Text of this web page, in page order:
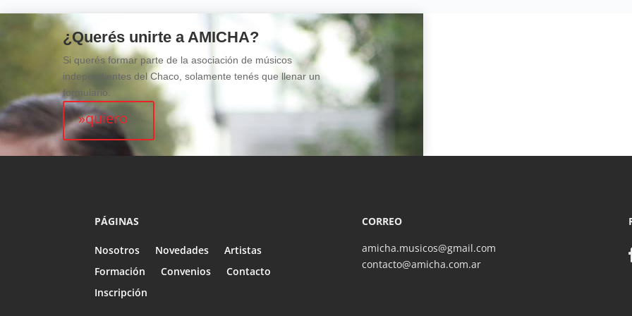
¿Querés unirte a AMICHA?
Si querés formar parte de la asociación de músicos
independientes del Chaco, solamente tenés que llenar un
formulario.
»quiero
PÁGINAS
Nosotros Novedades
Artistas
Formación
Convenios
Contacto
Inscripción
CORREO
amicha.musicos@gmail.com
contacto@amicha.com.ar